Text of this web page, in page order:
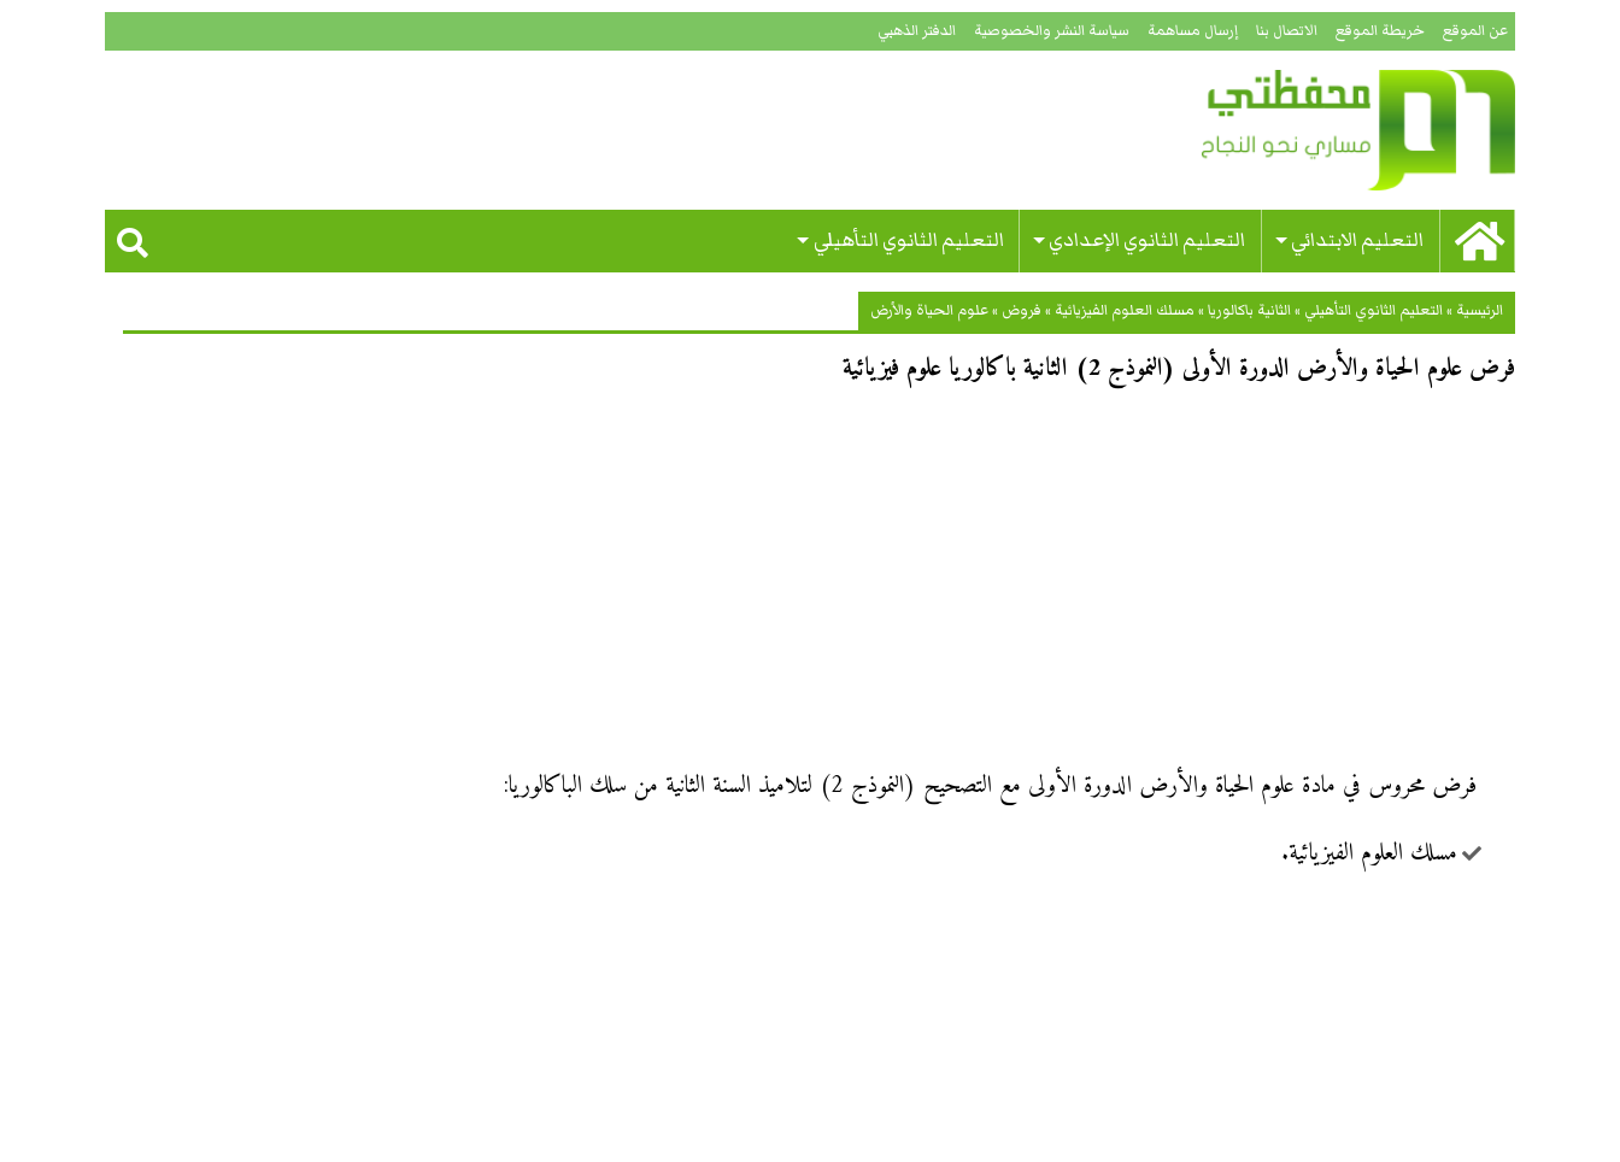
عن الموقع خريطة الموقع الاتصال بنا إرسال مساهمة سياسة النشر والخصوصية الدفتر الذهبي
التعليم الابتدائي التعليم الثانوي الإعدادي التعليم الثانوي التأهيلي
الرئيسية »التعليم الثانوي التأهيلي »الثانية باكالوريا» مسلك العلوم الفيزيائية » فروض »علوم الحياة والأرض
فرض علوم الحياة والأرض الدورة الأولى (النموذج 2) الثانية باكالوريا علوم فيزيائية
فرض محروس في مادة علوم الحياة والأرض الدورة الأولى مع التصحيح (النموذج 2) لتلاميذ السنة الثانية من سلك الباكالوريا:
مسلك العلوم الفيزيائية.